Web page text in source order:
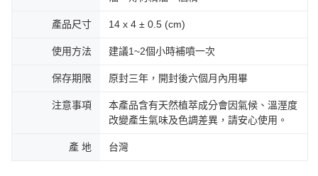
產品尺寸 14 x 4 ± 0.5 (cm)
使用方法 建議1~2個小時補噴一次
保存期限 原封三年，開封後六個月內用畢
注意事項
本產品含有天然植萃成分會因氣候、溫溼度
改變產生氣味及色調差異，請安心使用。
產 地 台灣